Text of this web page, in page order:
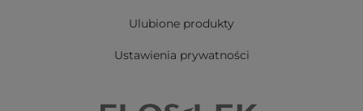
Ulubione produkty
Ustawienia prywatności